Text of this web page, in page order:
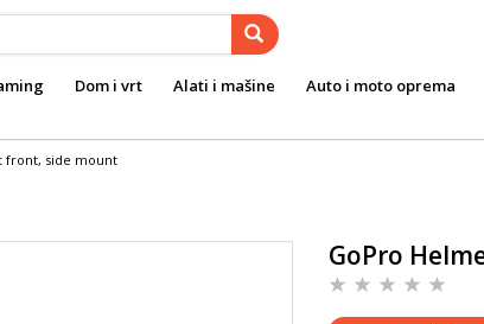
Dom i vrt Alati i mašine Auto i moto oprema
front, side mount
GoPro